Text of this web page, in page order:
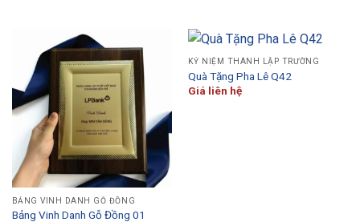
BẢNG VINH DANH GỖ ĐỒNG
Bảng Vinh Danh Gỗ Đồng 01
KỶ NIỆM THÀNH LẬP TRƯỜNG
Quà Tặng Pha Lê Q42
Giá liên hệ